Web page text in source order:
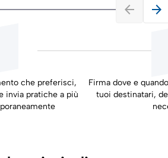
arrow_back arrow_forward
che preferisci,
invia pratiche a più
Firma dove e
tuoi destinatari,